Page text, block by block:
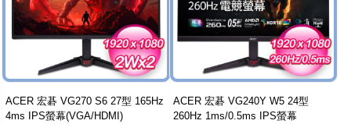
ACER 宏碁 VG270 S6 27型 165Hz
4ms IPS螢幕(VGA/HDMI)
ACER 宏碁 VG240Y W5 24型
260Hz 1ms/0.5ms IPS螢幕